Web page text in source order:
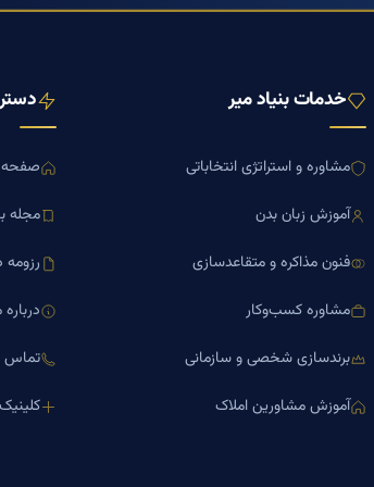
خدمات بنیاد میر
مشاوره و استراتژی انتخاباتی
آموزش زبان بدن
فنون مذاکره و متقاعدسازی
مشاوره کسب‌وکار
برندسازی شخصی و سازمانی
آموزش مشاورین املاک
صفحه
مجله
رزومه
درباره
تماس